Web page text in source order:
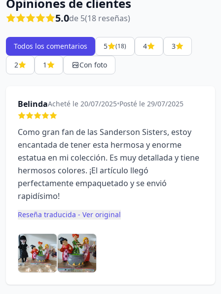
5.0de 5(18 reseñas)
Todos los comentarios 5 (18) 4
3
2
1 Con foto
BelindaAcheté le 20/07/2025•Posté le 29/07/2025
Como gran fan de las Sanderson Sisters, estoy
encantada de tener esta hermosa y enorme
estatua en mi colección. Es muy detallada y tiene
hermosos colores. ¡El artículo llegó
perfectamente empaquetado y se envió
rapidísimo!
Reseña traducida - Ver original